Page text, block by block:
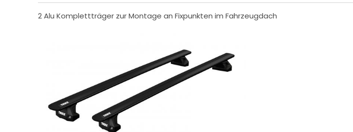
2 Alu Komplettträger zur Montage an Fixpunkten im Fahrzeugdach